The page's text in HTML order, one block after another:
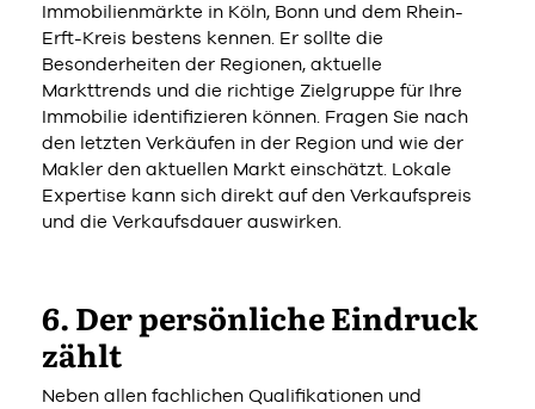
Immobilienmärkte in Köln, Bonn und dem Rhein-
Erft-Kreis bestens kennen. Er sollte die
Besonderheiten der Regionen, aktuelle
Markttrends und die richtige Zielgruppe für Ihre
Immobilie identifizieren können. Fragen Sie nach
den letzten Verkäufen in der Region und wie der
Makler den aktuellen Markt einschätzt. Lokale
Expertise kann sich direkt auf den Verkaufspreis
und die Verkaufsdauer auswirken.
6. Der persönliche Eindruck
zählt
Neben allen fachlichen Qualifikationen und